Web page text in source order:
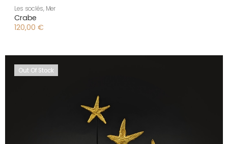
Les soclés, Mer
Crabe
120,00 €
Out Of Stock